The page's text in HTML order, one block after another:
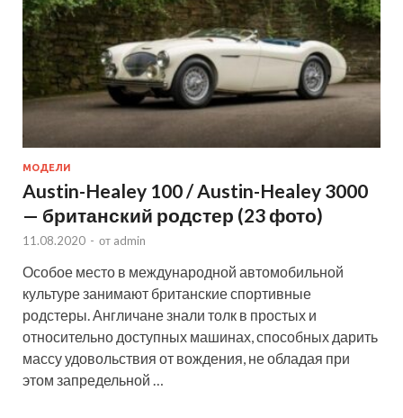
МОДЕЛИ
Austin-Healey 100 / Austin-Healey 3000
— британский родстер (23 фото)
11.08.2020 - от admin
Особое место в международной автомобильной
культуре занимают британские спортивные
родстеры. Англичане знали толк в простых и
относительно доступных машинах, способных дарить
массу удовольствия от вождения, не обладая при
этом запредельной …